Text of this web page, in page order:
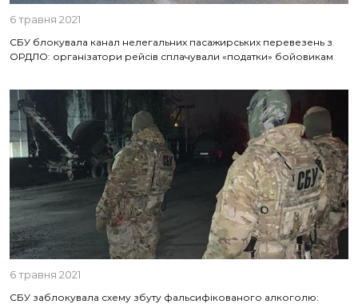
6 травня 2021
СБУ блокувала канал нелегальних пасажирських перевезень з
ОРДЛО: організатори рейсів сплачували «податки» бойовикам
6 травня 2021
СБУ заблокувала схему збуту фальсифікованого алкоголю: